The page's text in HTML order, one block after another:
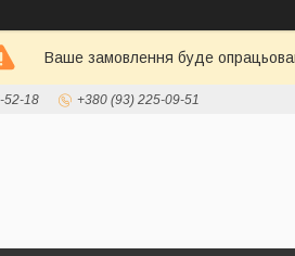
Ваше замовлення буде
52-18 +380 (93) 225-09-51